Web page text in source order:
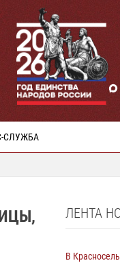
СЛУЖБА
ЛЕНТА
В